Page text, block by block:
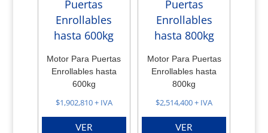
Motor Para Puertas
Enrollables hasta
600kg
$1,902,810+ IVA
VER
Motor Para Puertas
Enrollables hasta
800kg
$2,514,400+ IVA
VER